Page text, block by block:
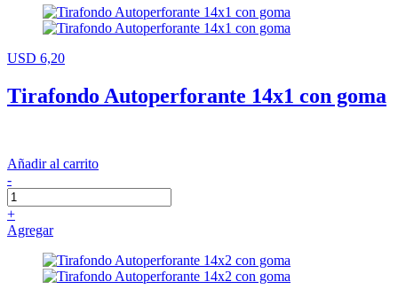
USD 6,20
Tirafondo Autoperforante 14x1 con goma
Añadir al carrito
-
+
Agregar